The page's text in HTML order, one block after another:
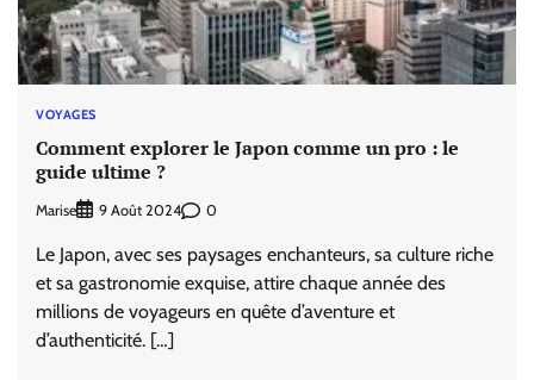
VOYAGES
Comment explorer le Japon comme un pro : le
guide ultime ?
Marise 9 Août 2024 0
Le Japon, avec ses paysages enchanteurs, sa culture riche
et sa gastronomie exquise, attire chaque année des
millions de voyageurs en quête d’aventure et
d’authenticité. […]